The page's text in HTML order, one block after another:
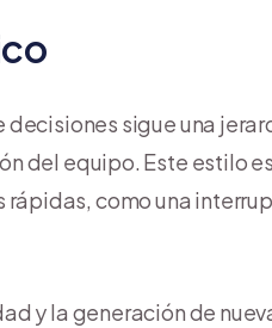
decisiones sigue una
del equipo. Este estilo es
como una
y la generación de